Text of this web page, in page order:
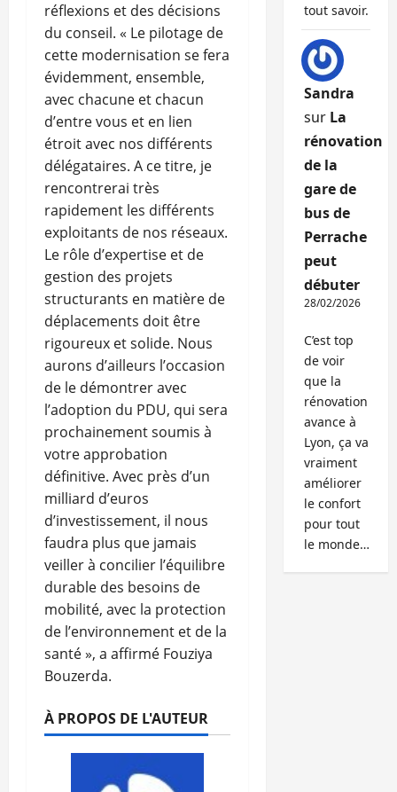
réflexions et des décisions
du conseil. « Le pilotage de
cette modernisation se fera
évidemment, ensemble,
avec chacune et chacun
d’entre vous et en lien
étroit avec nos différents
délégataires. A ce titre, je
rencontrerai très
rapidement les différents
exploitants de nos réseaux.
Le rôle d’expertise et de
gestion des projets
structurants en matière de
déplacements doit être
rigoureux et solide. Nous
aurons d’ailleurs l’occasion
de le démontrer avec
l’adoption du PDU, qui sera
prochainement soumis à
votre approbation
définitive. Avec près d’un
milliard d’euros
d’investissement, il nous
faudra plus que jamais
veiller à concilier l’équilibre
durable des besoins de
mobilité, avec la protection
de l’environnement et de la
santé », a affirmé Fouziya
Bouzerda.
À PROPOS DE L'AUTEUR
tout savoir.
Sandra
sur La
rénovation
de la
gare de
bus de
Perrache
peut
débuter
28/02/2026
C’est top
de voir
que la
rénovation
avance à
Lyon, ça va
vraiment
améliorer
le confort
pour tout
le monde…